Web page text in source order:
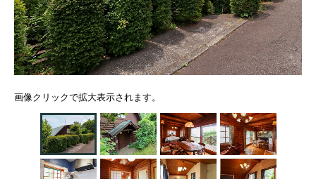
画像クリックで拡大表示されます。